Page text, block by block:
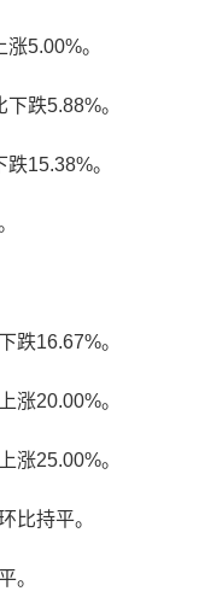
5.00%。
跌5.88%。
15.38%。
跌16.67%。
涨20.00%。
涨25.00%。
比持平。
。